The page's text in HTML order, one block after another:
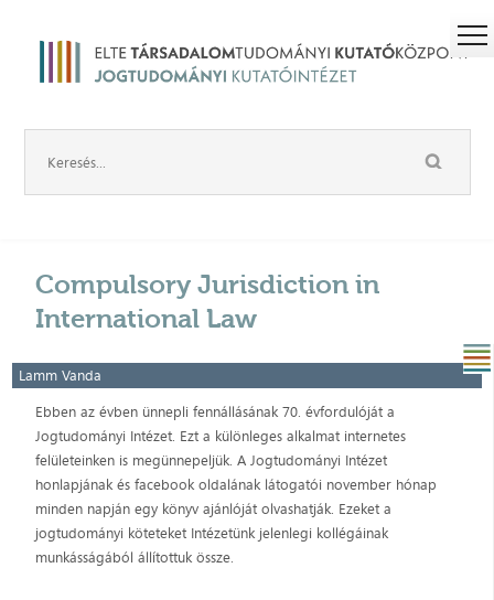
Compulsory Jurisdiction in
International Law
Lamm Vanda
Ebben az évben ünnepli fennállásának 70. évfordulóját a
Jogtudományi Intézet. Ezt a különleges alkalmat internetes
felületeinken is megünnepeljük. A Jogtudományi Intézet
honlapjának és facebook oldalának látogatói november hónap
minden napján egy könyv ajánlóját olvashatják. Ezeket a
jogtudományi köteteket Intézetünk jelenlegi kollégáinak
munkásságából állítottuk össze.